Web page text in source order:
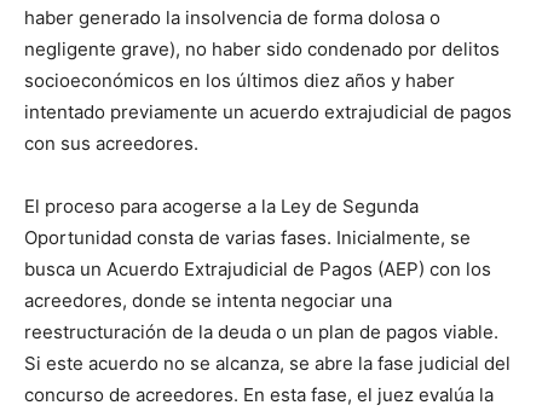
haber generado la insolvencia de forma dolosa o
negligente grave), no haber sido condenado por delitos
socioeconómicos en los últimos diez años y haber
intentado previamente un acuerdo extrajudicial de pagos
con sus acreedores.
El proceso para acogerse a la Ley de Segunda
Oportunidad consta de varias fases. Inicialmente, se
busca un Acuerdo Extrajudicial de Pagos (AEP) con los
acreedores, donde se intenta negociar una
reestructuración de la deuda o un plan de pagos viable.
Si este acuerdo no se alcanza, se abre la fase judicial del
concurso de acreedores. En esta fase, el juez evalúa la